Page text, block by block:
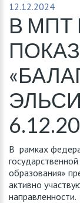
12.12.2024
В
В рамках
образования»
активно
направленности.